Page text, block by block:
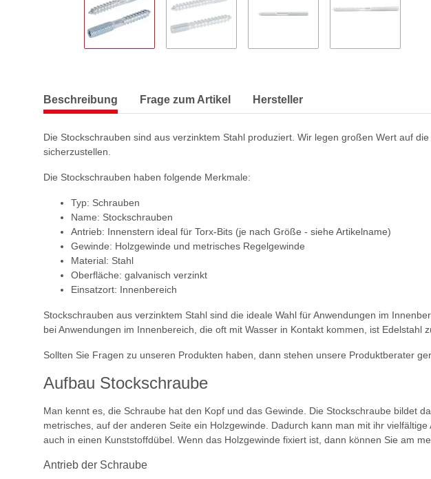
Beschreibung Frage zum Artikel Hersteller
Die Stockschrauben sind aus verzinktem Stahl produziert. Wir legen großen Wert auf
sicherzustellen.
Die Stockschrauben haben folgende Merkmale:
Typ: Schrauben
Name: Stockschrauben
Antrieb: Innenstern ideal für Torx-Bits (je nach Größe - siehe Artikelname)
Gewinde: Holzgewinde und metrisches Regelgewinde
Material: Stahl
Oberfläche: galvanisch verzinkt
Einsatzort: Innenbereich
Stockschrauben aus verzinktem Stahl sind die ideale Wahl für Anwendungen im
bei Anwendungen im Innenbereich, die oft mit Wasser in Kontakt kommen, ist
Sollten Sie Fragen zu unseren Produkten haben, dann stehen unsere Produktberater
Aufbau Stockschraube
Man kennt es, die Schraube hat den Kopf und das Gewinde. Die Stockschraube bildet
metrisches, auf der anderen Seite ein Holzgewinde. Dadurch kann man mit ihr
auch in einen Kunststoffdübel. Wenn das Holzgewinde fixiert ist, dann können Sie am
Antrieb der Schraube